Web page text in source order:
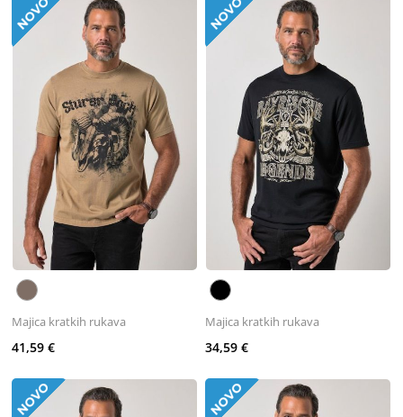
Majica kratkih rukava
41,59 €
Majica kratkih rukava
34,59 €